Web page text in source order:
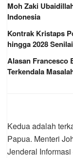
Moh Zaki
Indonesia
Kontrak Kristaps
hingga 2028
Alasan Francesco
Terkendala
Kedua adalah
Papua. Menteri
Jenderal